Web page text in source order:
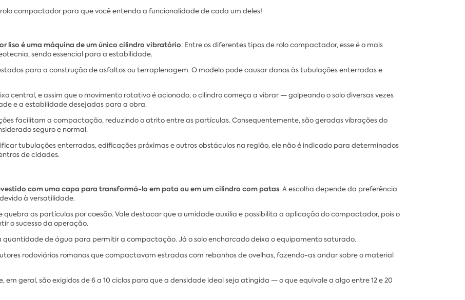
compactador para que você entenda a funcionalidade de cada um deles!
liso é uma máquina de um único cilindro vibratório. Entre os diferentes tipos de rolo compactador, esse é o mais
sendo essencial para a estabilidade.
para a construção de asfaltos ou terraplenagem. O modelo pode causar danos às tubulações enterradas e
central, e assim que o movimento rotativo é acionado, o cilindro começa a vibrar — golpeando o solo diversas vezes
e a estabilidade desejadas para a obra.
facilitam a compactação, reduzindo o atrito entre as partículas. Consequentemente, são geradas vibrações do
seguro e normal.
tubulações enterradas, edificações próximas e outros obstáculos na região, ele não é indicado para determinados
de cidades.
com uma capa para transformá-lo em pata ou em um cilindro com patas. A escolha depende da preferência
à versatilidade.
as partículas por coesão. Vale destacar que a umidade auxilia e possibilita a aplicação do compactador, pois o
o sucesso da operação.
quantidade de água para permitir a compactação. Já o solo encharcado deixa o equipamento saturado.
rodoviários romanos que compactavam estradas com rebanhos de ovelhas, fazendo-as andar sobre o material
em geral, são exigidos de 6 a 10 ciclos para que a densidade ideal seja atingida — o que equivale a algo entre 12 e 20